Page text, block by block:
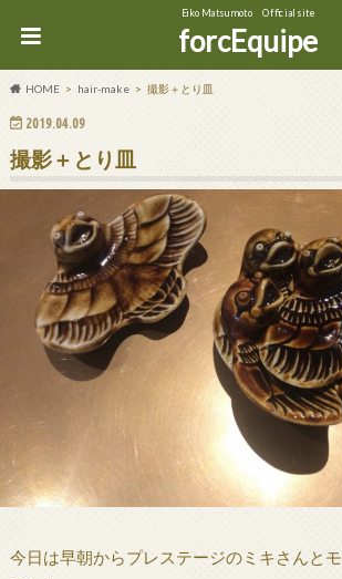
Eiko Matsumoto Official site
forcEquipe
HOME hair-make 撮影＋とり皿
2019.04.09
撮影＋とり皿
今日は早朝からプレステージのミキさんと